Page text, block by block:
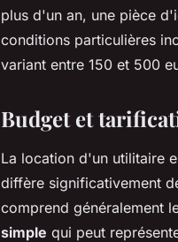
plus d'un an, une pièce
conditions particulières
variant entre 150 et 500
Budget et
La location d'un utilitaire
diffère significativement
comprend généralement
simple qui peut